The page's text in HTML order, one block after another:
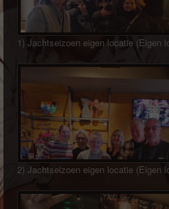
1) Jachtseizoen eigen locatie (Eigen
2) Jachtseizoen eigen locatie (Eigen